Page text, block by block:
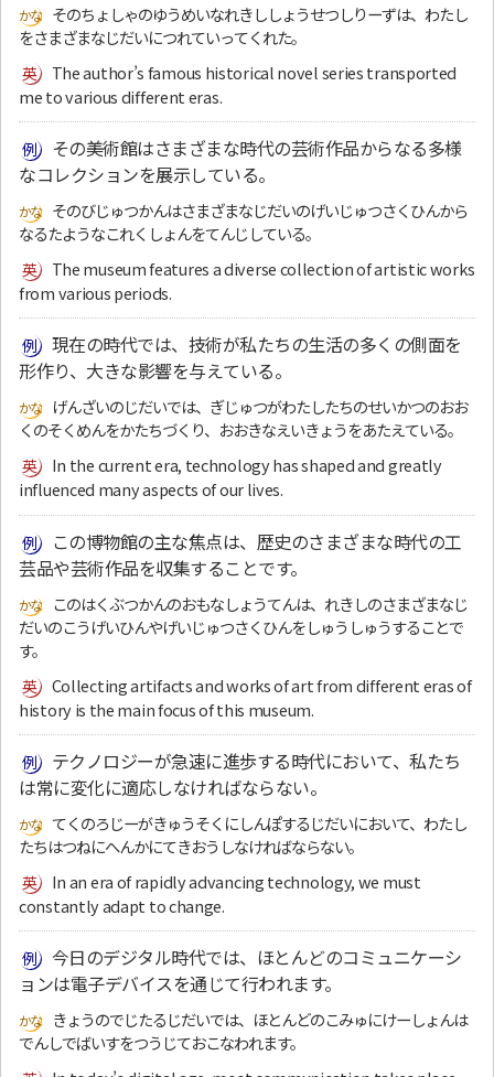
そのちょしゃのゆうめいなれきししょうせつしりーずは、わたし
をさまざまなじだいにつれていってくれた。
The author’s famous historical novel series transported
me to various different eras.
その美術館はさまざまな時代の芸術作品からなる多様
なコレクションを展示している。
そのびじゅつかんはさまざまなじだいのげいじゅつさくひんから
なるたようなこれくしょんをてんじしている。
The museum features a diverse collection of artistic works
from various periods.
現在の時代では、技術が私たちの生活の多くの側面を
形作り、大きな影響を与えている。
げんざいのじだいでは、ぎじゅつがわたしたちのせいかつのおお
くのそくめんをかたちづくり、おおきなえいきょうをあたえている。
In the current era, technology has shaped and greatly
influenced many aspects of our lives.
この博物館の主な焦点は、歴史のさまざまな時代の工
芸品や芸術作品を収集することです。
このはくぶつかんのおもなしょうてんは、れきしのさまざまなじ
だいのこうげいひんやげいじゅつさくひんをしゅうしゅうすることで
す。
Collecting artifacts and works of art from different eras of
history is the main focus of this museum.
テクノロジーが急速に進歩する時代において、私たち
は常に変化に適応しなければならない。
てくのろじーがきゅうそくにしんぽするじだいにおいて、わたし
たちはつねにへんかにてきおうしなければならない。
In an era of rapidly advancing technology, we must
constantly adapt to change.
今日のデジタル時代では、ほとんどのコミュニケーシ
ョンは電子デバイスを通じて行われます。
きょうのでじたるじだいでは、ほとんどのこみゅにけーしょんは
でんしでばいすをつうじておこなわれます。